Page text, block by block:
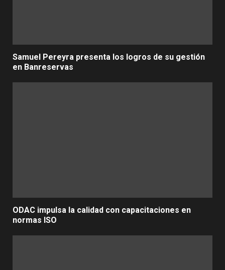
Samuel Pereyra presenta los logros de su gestión
en Banreservas
ODAC impulsa la calidad con capacitaciones en
normas ISO